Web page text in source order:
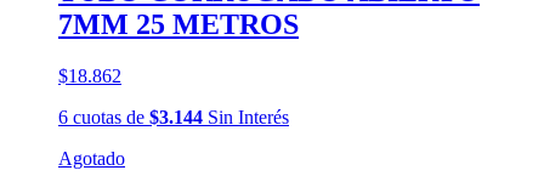
7MM 25 METROS
$18.862
6 cuotas de $3.144 Sin Interés
Agotado